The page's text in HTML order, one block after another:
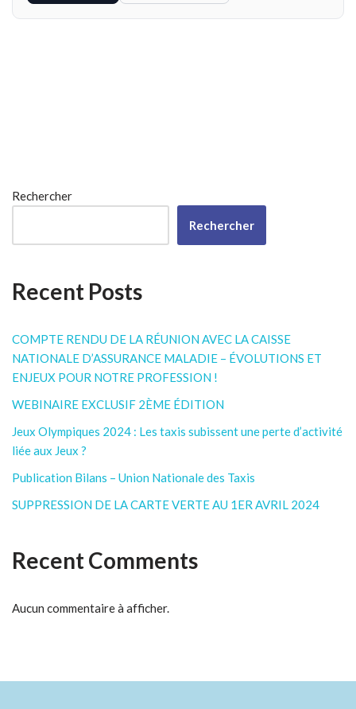
Rechercher
Rechercher
Recent Posts
COMPTE RENDU DE LA RÉUNION AVEC LA CAISSE
NATIONALE D’ASSURANCE MALADIE – ÉVOLUTIONS ET
ENJEUX POUR NOTRE PROFESSION !
WEBINAIRE EXCLUSIF 2ÈME ÉDITION
Jeux Olympiques 2024 : Les taxis subissent une perte d’activité
liée aux Jeux ?
Publication Bilans – Union Nationale des Taxis
SUPPRESSION DE LA CARTE VERTE AU 1ER AVRIL 2024
Recent Comments
Aucun commentaire à afficher.